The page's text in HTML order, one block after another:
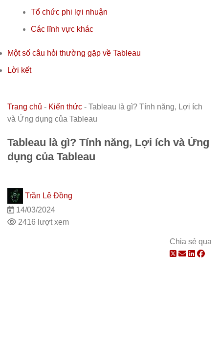
Tổ chức phi lợi nhuận
Các lĩnh vực khác
Một số câu hỏi thường gặp về Tableau
Lời kết
Trang chủ - Kiến thức - Tableau là gì? Tính năng, Lợi ích
và Ứng dụng của Tableau
Tableau là gì? Tính năng, Lợi ích và Ứng
dụng của Tableau
Trần Lê Đồng
14/03/2024
2416 lượt xem
Chia sẻ qua